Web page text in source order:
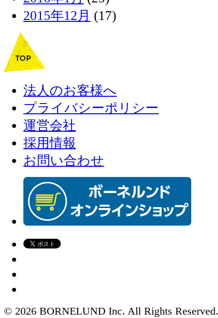
2015年12月 (17)
法人のお客様へ
プライバシーポリシー
運営会社
採用情報
お問い合わせ
© 2026 BORNELUND Inc. All Rights Reserved.